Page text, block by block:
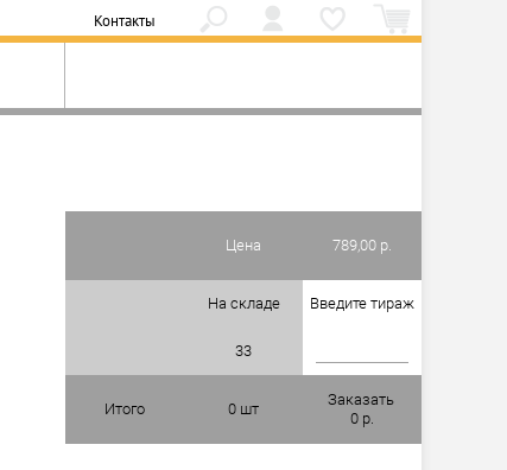
Контакты
Цена 789,00 р.
На складе Введите тираж
33
Итого 0 шт
Заказать
0 р.